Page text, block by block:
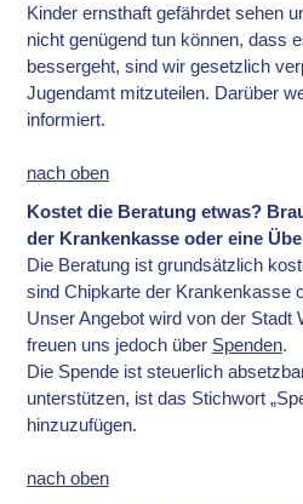
Kinder ernsthaft gefährdet sehen
nicht genügend tun können, dass
bessergeht, sind wir gesetzlich
Jugendamt mitzuteilen. Darüber
informiert.
nach oben
Kostet die Beratung etwas?
der Krankenkasse oder eine
Die Beratung ist grundsätzlich
sind Chipkarte der Krankenkasse
Unser Angebot wird von der Stadt
freuen uns jedoch über Spenden.
Die Spende ist steuerlich
unterstützen, ist das Stichwort
hinzuzufügen.
nach oben